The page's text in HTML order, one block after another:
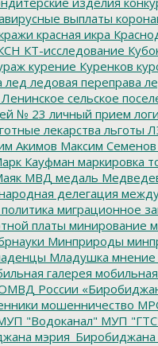
выплаты
красная икра
КТ-исследование
курение Куренков
лед ледовая переправа
Ленинское сельское
№ 23 личный прием
лекарства льготы
Акимов Максим Семенов
Кауфман маркировка
МВД медаль
делегация
миграционное
платы минирование
Минприроды
Младушка мнение
галерея
России
мошенничество
"Водоканал" МУП
мэрия_Биробиджана